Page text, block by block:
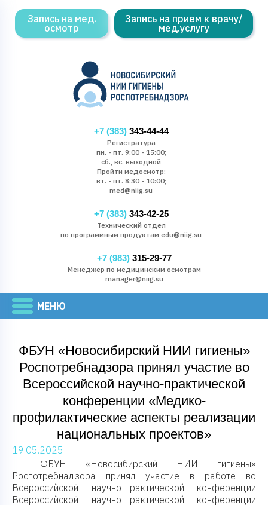
Запись на мед.
осмотр
Запись на прием к врачу/
мед.услугу
+7 (383)343-44-44
Регистратура
пн. - пт. 9:00 - 15:00;
сб., вс. выходной
Пройти медосмотр:
вт. - пт. 8:30 - 10:00;
med@niig.su
+7 (383)343-42-25
Технический отдел
по программным продуктам edu@niig.su
+7 (983)315-29-77
Менеджер по медицинским осмотрам
manager@niig.su
ФБУН «Новосибирский НИИ гигиены»
Роспотребнадзора принял участие во
Всероссийской научно-практической
конференции «Медико-
профилактические аспекты реализации
национальных проектов»
19.05.2025
ФБУН «Новосибирский НИИ гигиены»
Роспотребнадзора принял участие в работе во
Всероссийской научно-практической конференции
Всероссийской научно-практической конференции